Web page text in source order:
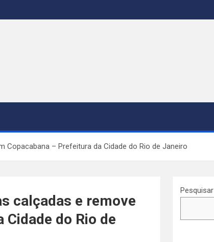
Copacabana – Prefeitura da Cidade do Rio de Janeiro
calçadas e remove
do Rio de
Pesquisar